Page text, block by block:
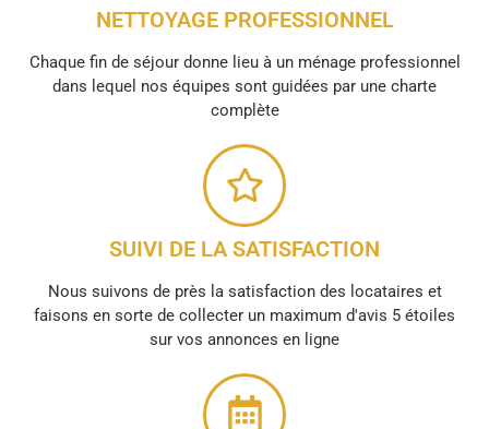
NETTOYAGE PROFESSIONNEL
Chaque fin de séjour donne lieu à un ménage professionnel
dans lequel nos équipes sont guidées par une charte
complète
SUIVI DE LA SATISFACTION
Nous suivons de près la satisfaction des locataires et
faisons en sorte de collecter un maximum d'avis 5 étoiles
sur vos annonces en ligne